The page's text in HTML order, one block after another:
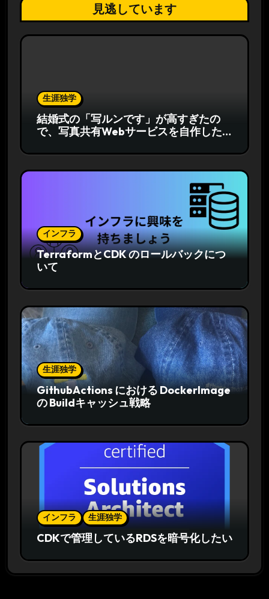
見逃しています
生涯独学
結婚式の「写ルンです」が高すぎたの
で、写真共有Webサービスを自作した
インフラ
TerraformとCDK のロールバックにつ
いて
生涯独学
GithubActions における DockerImage
の Buildキャッシュ戦略
インフラ 生涯独学
CDKで管理しているRDSを暗号化したい